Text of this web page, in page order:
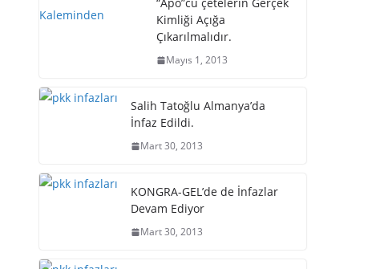
Kimliği Açığa
Çıkarılmalıdır.
Mayıs 1, 2013
Salih Tatoğlu Almanya’da
İnfaz Edildi.
Mart 30, 2013
KONGRA-GEL’de de İnfazlar
Devam Ediyor
Mart 30, 2013